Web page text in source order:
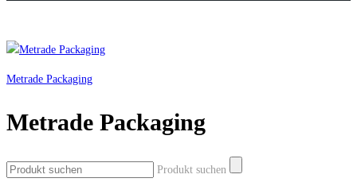
Metrade Packaging
Metrade Packaging
Produkt suchen